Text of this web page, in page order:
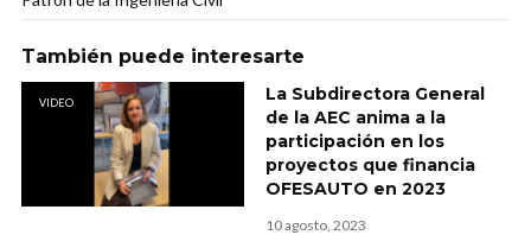
También puede interesarte
VIDEO
La Subdirectora General
de la AEC anima a la
participación en los
proyectos que financia
OFESAUTO en 2023
10 agosto, 2023